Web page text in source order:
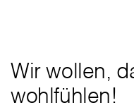
Wir wollen,
wohlfühlen!